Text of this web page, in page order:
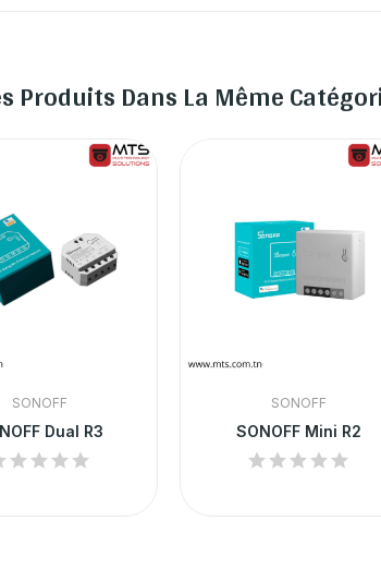
Produits Dans La Même
SONOFF
Dual R3
SONOFF
SONOFF Mini R2